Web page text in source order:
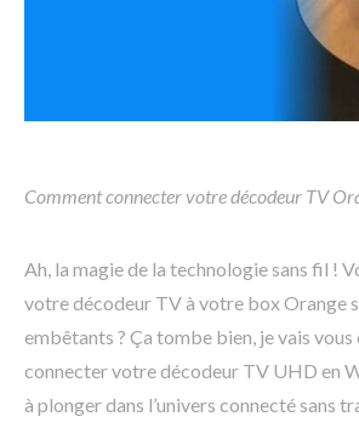
Comment connecter votre décodeur TV
Ah, la magie de la technologie sans fil !
votre décodeur TV à votre box Orange
embêtants ? Ça tombe bien, je vais
connecter votre décodeur TV UHD en
à plonger dans l’univers connecté sans